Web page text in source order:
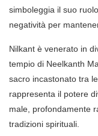
simboleggia il suo
negatività per
Nilkant è venerato in
tempio di Neelkanth
sacro incastonato tra
rappresenta il potere
male, profondamente
tradizioni spirituali.